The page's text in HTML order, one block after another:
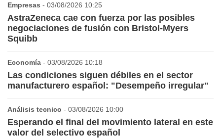
Empresas - 03/08/2026 10:25
AstraZeneca cae con fuerza por las posibles
negociaciones de fusión con Bristol-Myers
Squibb
Economía - 03/08/2026 10:18
Las condiciones siguen débiles en el sector
manufacturero español: "Desempeño irregular"
Análisis tecnico - 03/08/2026 10:00
Esperando el final del movimiento lateral en este
valor del selectivo español